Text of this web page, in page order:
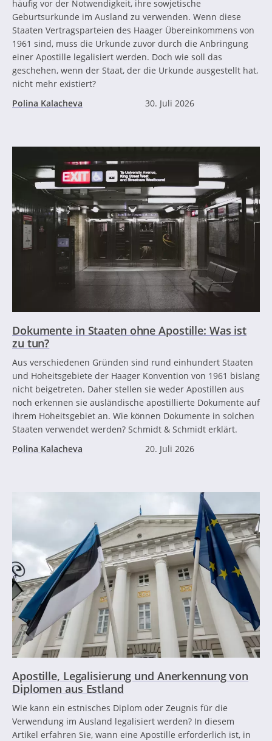
häufig vor der Notwendigkeit, ihre sowjetische
Geburtsurkunde im Ausland zu verwenden. Wenn diese
Staaten Vertragsparteien des Haager Übereinkommens von
1961 sind, muss die Urkunde zuvor durch die Anbringung
einer Apostille legalisiert werden. Doch wie soll das
geschehen, wenn der Staat, der die Urkunde ausgestellt hat,
nicht mehr existiert?
Polina Kalacheva
30. Juli 2026
Dokumente in Staaten ohne Apostille: Was ist
zu tun?
Aus verschiedenen Gründen sind rund einhundert Staaten
und Hoheitsgebiete der Haager Konvention von 1961 bislang
nicht beigetreten. Daher stellen sie weder Apostillen aus
noch erkennen sie ausländische apostillierte Dokumente auf
ihrem Hoheitsgebiet an. Wie können Dokumente in solchen
Staaten verwendet werden? Schmidt & Schmidt erklärt.
Polina Kalacheva
20. Juli 2026
Apostille, Legalisierung und Anerkennung von
Diplomen aus Estland
Wie kann ein estnisches Diplom oder Zeugnis für die
Verwendung im Ausland legalisiert werden? In diesem
Artikel erfahren Sie, wann eine Apostille erforderlich ist, in